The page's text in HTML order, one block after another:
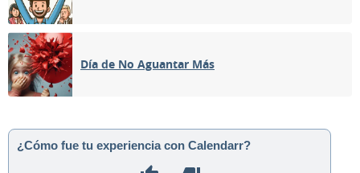
Día de No Aguantar Más
¿Cómo fue tu experiencia con Calendarr?